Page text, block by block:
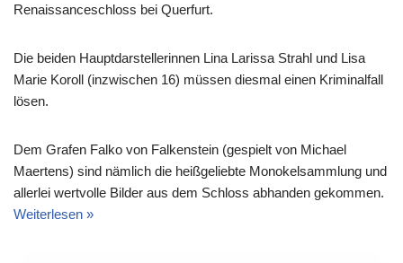
Renaissanceschloss bei Querfurt.
Die beiden Hauptdarstellerinnen Lina Larissa Strahl und Lisa
Marie Koroll (inzwischen 16) müssen diesmal einen Kriminalfall
lösen.
Dem Grafen Falko von Falkenstein (gespielt von Michael
Maertens) sind nämlich die heißgeliebte Monokelsammlung und
allerlei wertvolle Bilder aus dem Schloss abhanden gekommen.
Weiterlesen »